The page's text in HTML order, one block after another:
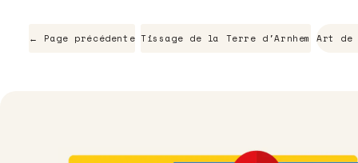
← Page précédente Tissage de la Terre d'Arnhem Art de